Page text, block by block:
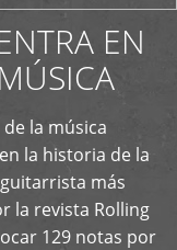
EN
la música
la historia de la
más
la revista Rolling
129 notas por